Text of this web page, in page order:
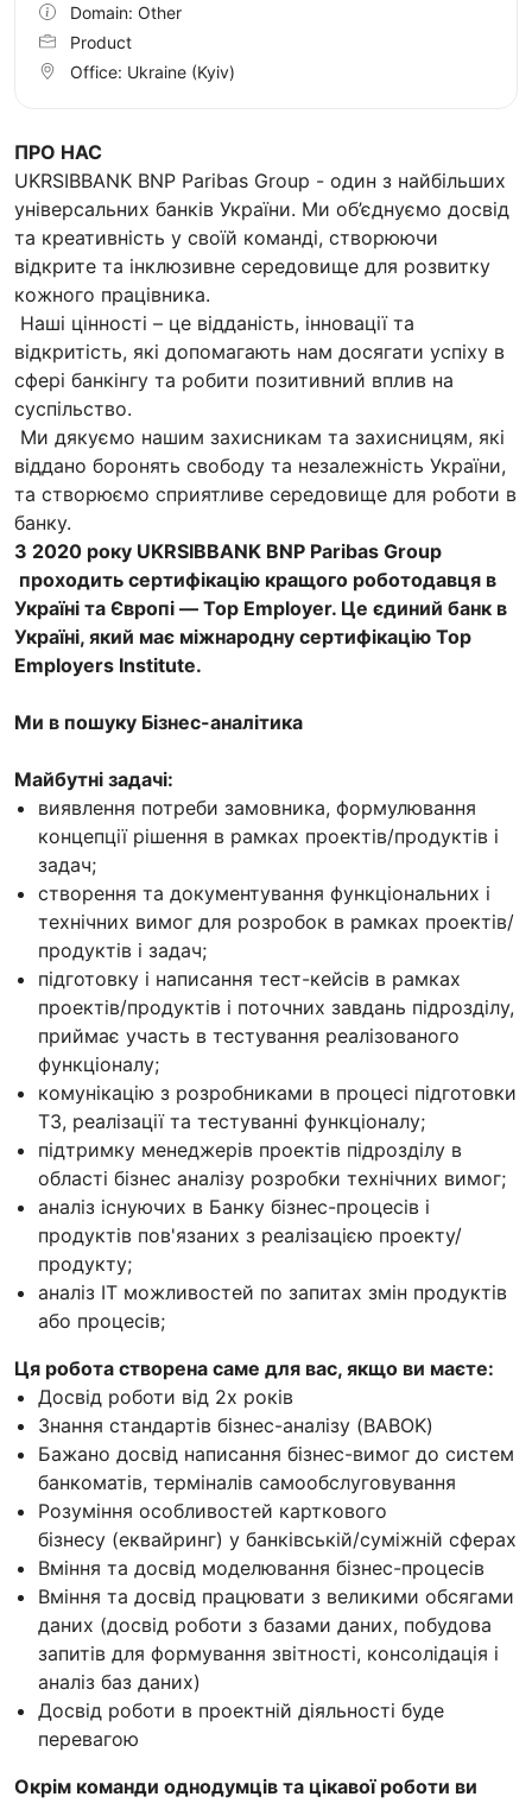
ПРО НАС
UKRSIBBANK BNP Paribas Group - один з найбільших
універсальних банків України. Ми об’єднуємо досвід
та креативність у своїй команді, створюючи
відкрите та інклюзивне середовище для розвитку
кожного працівника.
Наші цінності – це відданість, інновації та
відкритість, які допомагають нам досягати успіху в
сфері банкінгу та робити позитивний вплив на
суспільство.
Ми дякуємо нашим захисникам та захисницям, які
віддано боронять свободу та незалежність України,
та створюємо сприятливе середовище для роботи в
банку.
З 2020 року UKRSIBBANK BNP Paribas Group
проходить сертифікацію кращого роботодавця в
Україні та Європі — Top Employer. Це єдиний банк в
Україні, який має міжнародну сертифікацію Top
Employers Institute.
Ми в пошуку Бізнес-аналітика
Майбутні задачі:
виявлення потреби замовника, формулювання
концепції рішення в рамках проектів/продуктів і
задач;
створення та документування функціональних і
технічних вимог для розробок в рамках проектів/
продуктів і задач;
підготовку і написання тест-кейсів в рамках
проектів/продуктів і поточних завдань підрозділу,
приймає участь в тестування реалізованого
функціоналу;
комунікацію з розробниками в процесі підготовки
ТЗ, реалізації та тестуванні функціоналу;
підтримку менеджерів проектів підрозділу в
області бізнес аналізу розробки технічних вимог;
аналіз існуючих в Банку бізнес-процесів і
продуктів пов'язаних з реалізацією проекту/
продукту;
аналіз IT можливостей по запитах змін продуктів
або процесів;
Ця робота створена саме для вас, якщо ви маєте:
Досвід роботи від 2х років
Знання стандартів бізнес-аналізу (BABOK)
Бажано досвід написання бізнес-вимог до систем
банкоматів, терміналів самообслуговування
Розуміння особливостей карткового
бізнесу (еквайринг) у банківській/суміжній сферах
Вміння та досвід моделювання бізнес-процесів
Вміння та досвід працювати з великими обсягами
даних (досвід роботи з базами даних, побудова
запитів для формування звітності, консолідація і
аналіз баз даних)
Досвід роботи в проектній діяльності буде
перевагою
Окрім команди однодумців та цікавої роботи ви
Domain: Other
Product
Office: Ukraine (Kyiv)